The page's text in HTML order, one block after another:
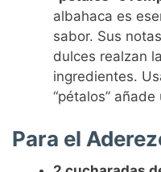
albahaca es
sabor. Sus
dulces realzan
ingredientes.
“pétalos”
Para el